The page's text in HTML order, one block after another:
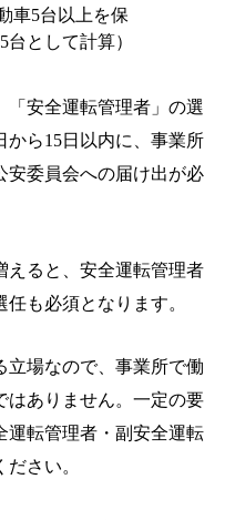
車5台以上を保
として計算）
「安全運転管理者」の選
から15日以内に、事業所
安委員会への届け出が必
えると、安全運転管理者
も必須となります。
立場なので、事業所で働
はありません。一定の要
運転管理者・副安全運転
さい。